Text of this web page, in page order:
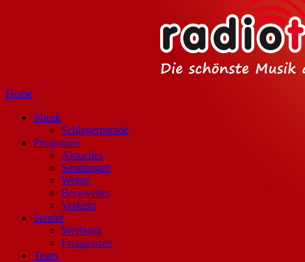
Home
Musik
Schlagerparade
Programm
Aktuelles
Sendungen
Wetter
Bergwetter
Verkehr
Sender
Werbung
Frequenzen
Team